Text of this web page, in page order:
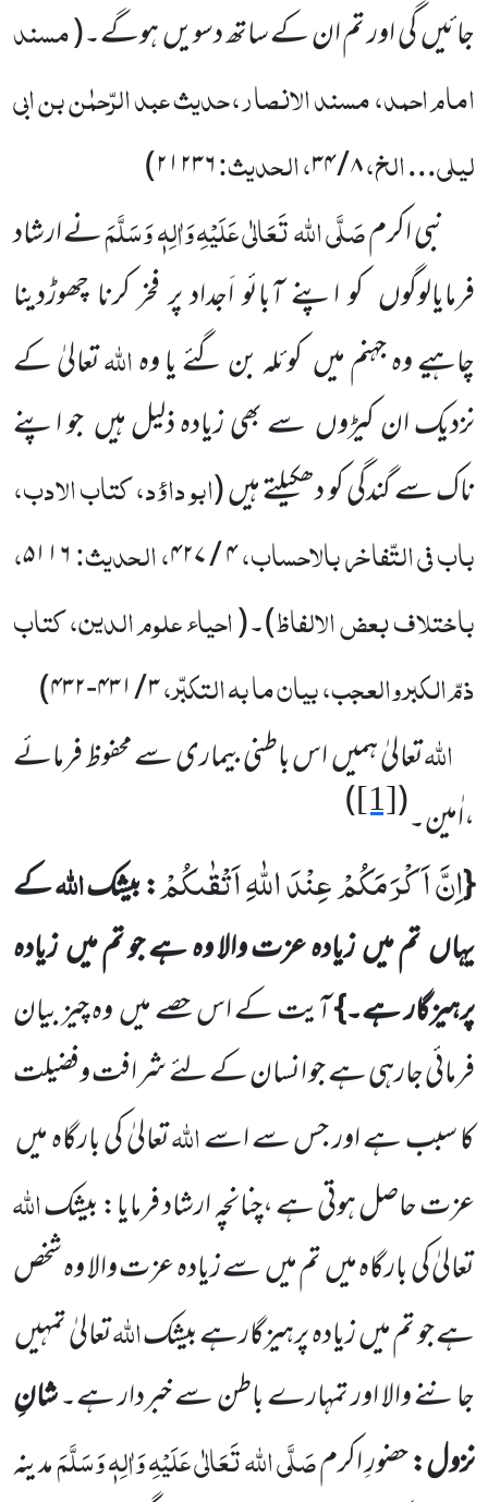
جائیںگی اور تم ان کے ساتھ دسویںہوگے۔(مسند
امام احمد، مسند الانصار، حدیث عبد الرّحمٰن بن ابی
لیلی...الخ،۸/۳۴، الحدیث:۲۱۲۳۶)
نبی اکرمصَلَّی اللہ تَعَالٰی عَلَیْہِوَاٰلِہٖ وَسَلَّمَنے ارشاد
فرمایالوگوں کو اپنے آبائو اَجداد پر فخر کرنا چھوڑدینا
چاہیے وہجہنم میں کوئلہ بن گئے یا وہاللہتعالیٰ کے
نزدیک ان کیڑوں سے بھی زیادہ ذلیل ہیںجو اپنے
ناک سے گندگی کودھکیلتے ہیں(ابو داؤد، کتاب الادب،
باب فی التّفاخر بالاحساب،۴/۴۲۷، الحدیث:۵۱۱۶،
باختلاف بعض الالفاظ)۔(احیاء علوم الدین، کتاب
ذمّ الکبر والعجب، بیان ما بہ التکبّر،۳/۴۳۱-۴۳۲)
اللہتعالیٰ ہمیںاس باطنی بیماری سے محفوظ فرمائے
،اٰمین۔(
[1]
)
{اِنَّ اَكْرَمَكُمْ عِنْدَ اللّٰهِ اَتْقٰىكُمْ: بیشکاللہکے
یہاںتم میںزیادہ عزت والا وہ ہے جو تم میںزیادہ
پرہیزگار ہے۔}آیت کے اس حصے میںوہ چیز بیان
فرمائی جارہی ہے جو انسان کے لئے شرافت وفضیلت
کا سبب ہے اور جس سے اسےاللہتعالیٰ کی بارگاہ میں
عزت حاصل ہوتی ہے ،چنانچہ ارشادفرمایا: بیشکاللہ
تعالیٰ کی بارگاہ میںتم میںسے زیادہ عزتوالا وہ شخص
ہے جو تم میںزیادہ پرہیزگارہے بیشکاللہتعالیٰ تمہیں
جاننے والا اور تمہارے باطن سے خبردار ہے۔شانِ
نزول:حضورِ اکرمصَلَّی اللہ تَعَالٰی عَلَیْہِوَاٰلِہٖ وَسَلَّمَمدینہ